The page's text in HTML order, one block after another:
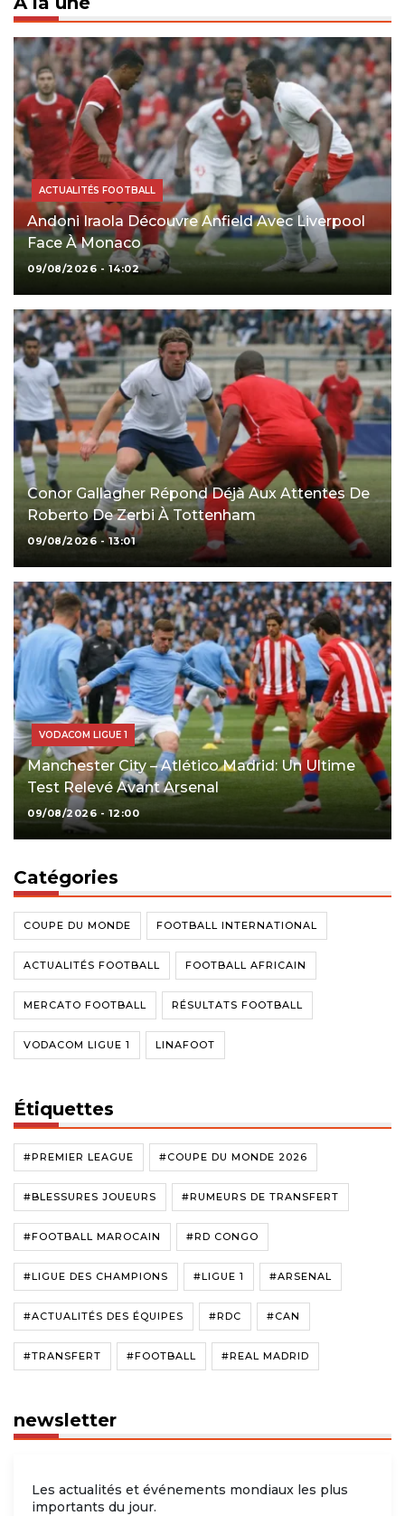
ACTUALITÉS FOOTBALL
Andoni Iraola Découvre Anfield Avec Liverpool
Face À Monaco
09/08/2026 - 14:02
Conor Gallagher Répond Déjà Aux Attentes De
Roberto De Zerbi À Tottenham
09/08/2026 - 13:01
VODACOM LIGUE 1
Manchester City – Atlético Madrid: Un Ultime
Test Relevé Avant Arsenal
09/08/2026 - 12:00
Catégories
COUPE DU MONDE FOOTBALL INTERNATIONAL
ACTUALITÉS FOOTBALL FOOTBALL AFRICAIN
MERCATO FOOTBALL RÉSULTATS FOOTBALL
VODACOM LIGUE 1 LINAFOOT
Étiquettes
#PREMIER LEAGUE #COUPE DU MONDE 2026
#BLESSURES JOUEURS #RUMEURS DE TRANSFERT
#FOOTBALL MAROCAIN #RD CONGO
#LIGUE DES CHAMPIONS #LIGUE 1 #ARSENAL
#ACTUALITÉS DES ÉQUIPES #RDC #CAN
#TRANSFERT #FOOTBALL #REAL MADRID
newsletter
Les actualités et événements mondiaux les plus
importants du jour.